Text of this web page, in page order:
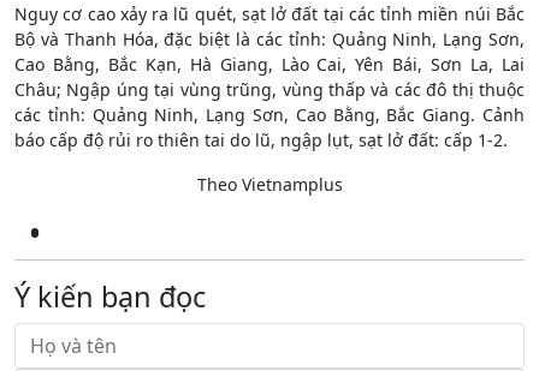
Nguy cơ cao xảy ra lũ quét, sạt lở đất tại các tỉnh miền núi Bắc
Bộ và Thanh Hóa, đặc biệt là các tỉnh: Quảng Ninh, Lạng Sơn,
Cao Bằng, Bắc Kạn, Hà Giang, Lào Cai, Yên Bái, Sơn La, Lai
Châu; Ngập úng tại vùng trũng, vùng thấp và các đô thị thuộc
các tỉnh: Quảng Ninh, Lạng Sơn, Cao Bằng, Bắc Giang. Cảnh
báo cấp độ rủi ro thiên tai do lũ, ngập lụt, sạt lở đất: cấp 1-2.
Theo Vietnamplus
Ý kiến bạn đọc